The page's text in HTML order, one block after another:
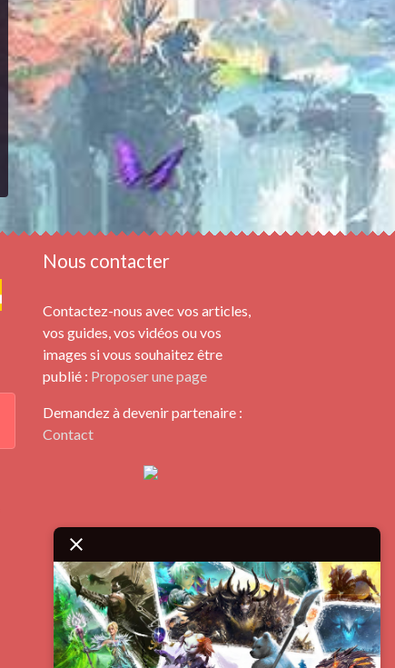
Nous contacter
Contactez-nous avec vos articles,
vos guides, vos vidéos ou vos
images si vous souhaitez être
publié : Proposer une page
Demandez à devenir partenaire :
Contact